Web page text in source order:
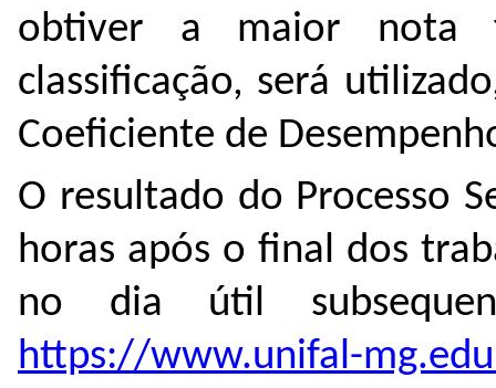
obtiver a maior nota
classificação, será
Coeficiente de
O resultado do Processo
horas após o final dos
no dia útil
https://www.unifal-